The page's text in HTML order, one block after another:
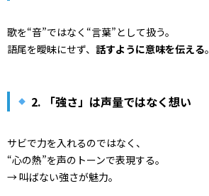
歌を“音”ではなく“言葉”として扱う。
語尾を曖昧にせず、 話すように意味を伝える。
2. 「強さ」は声量ではなく想い
サビで力を入れるのではなく、
“心の熱”を声のトーンで表現する。
→ 叫ばない強さが魅力。